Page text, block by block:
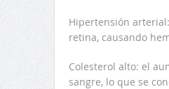
Hipertensión
retina, causando
Colesterol alto: el
sangre, lo que se